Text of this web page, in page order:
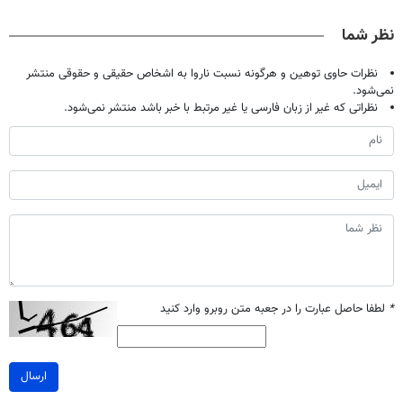
نظر شما
نظرات حاوی توهین و هرگونه نسبت ناروا به اشخاص حقیقی و حقوقی منتشر
نمی‌شود.
نظراتی که غیر از زبان فارسی یا غیر مرتبط با خبر باشد منتشر نمی‌شود.
* لطفا حاصل عبارت را در جعبه متن روبرو وارد کنید
ارسال